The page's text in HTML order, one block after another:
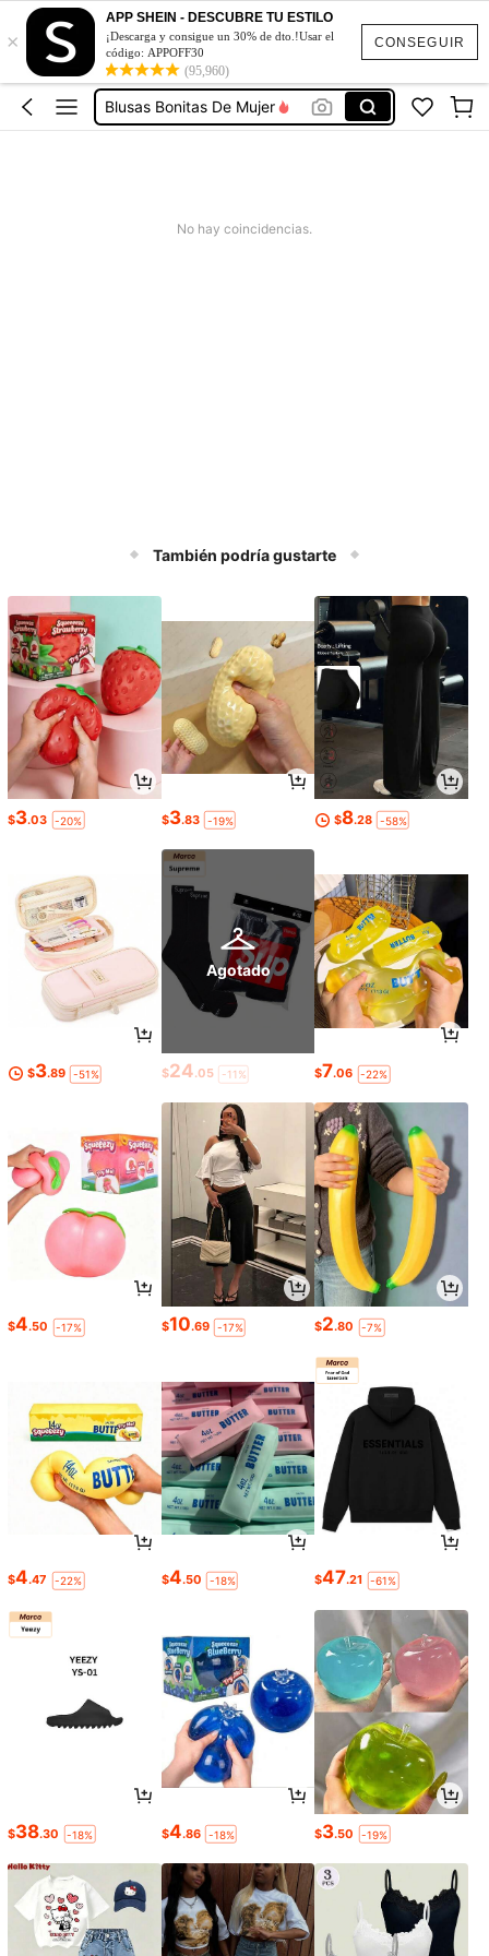
CONSEGUIR
×
APP SHEIN - DESCUBRE TU ESTILO
¡Descarga y consigue un 30% de dto.!Usar el
código: APPOFF30
(95,960)
Vestidos De Mujer Casual
Vestidos Elegantes De Mujer
Blusas Bonitas De Mujer
Conjunto De Dos Piezas Mujer
No hay coincidencias.
También podría gustarte
$3.03 -20% $3.83 -19% $8.28 -58%
$3.89 -51%
Agotado
$24.05 -11% $7.06 -22%
$4.50 -17% $10.69 -17% $2.80 -7%
$4.47 -22% $4.50 -18% $47.21 -61%
$38.30 -18% $4.86 -18% $3.50 -19%